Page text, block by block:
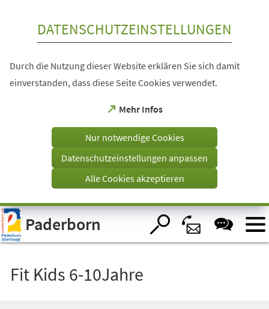
Visuelle
Assistenzsoftware
öffnen.
DATENSCHUTZEINSTELLUNGEN
Durch die Nutzung dieser Website erklären Sie sich damit
einverstanden, dass diese Seite Cookies verwendet.
Mehr Infos
(Öffnet
einem
Tab)
Nur notwendige Cookies
Datenschutzeinstellungen anpassen
Alle Cookies akzeptieren
Paderborn
Fit Kids 6-10Jahre